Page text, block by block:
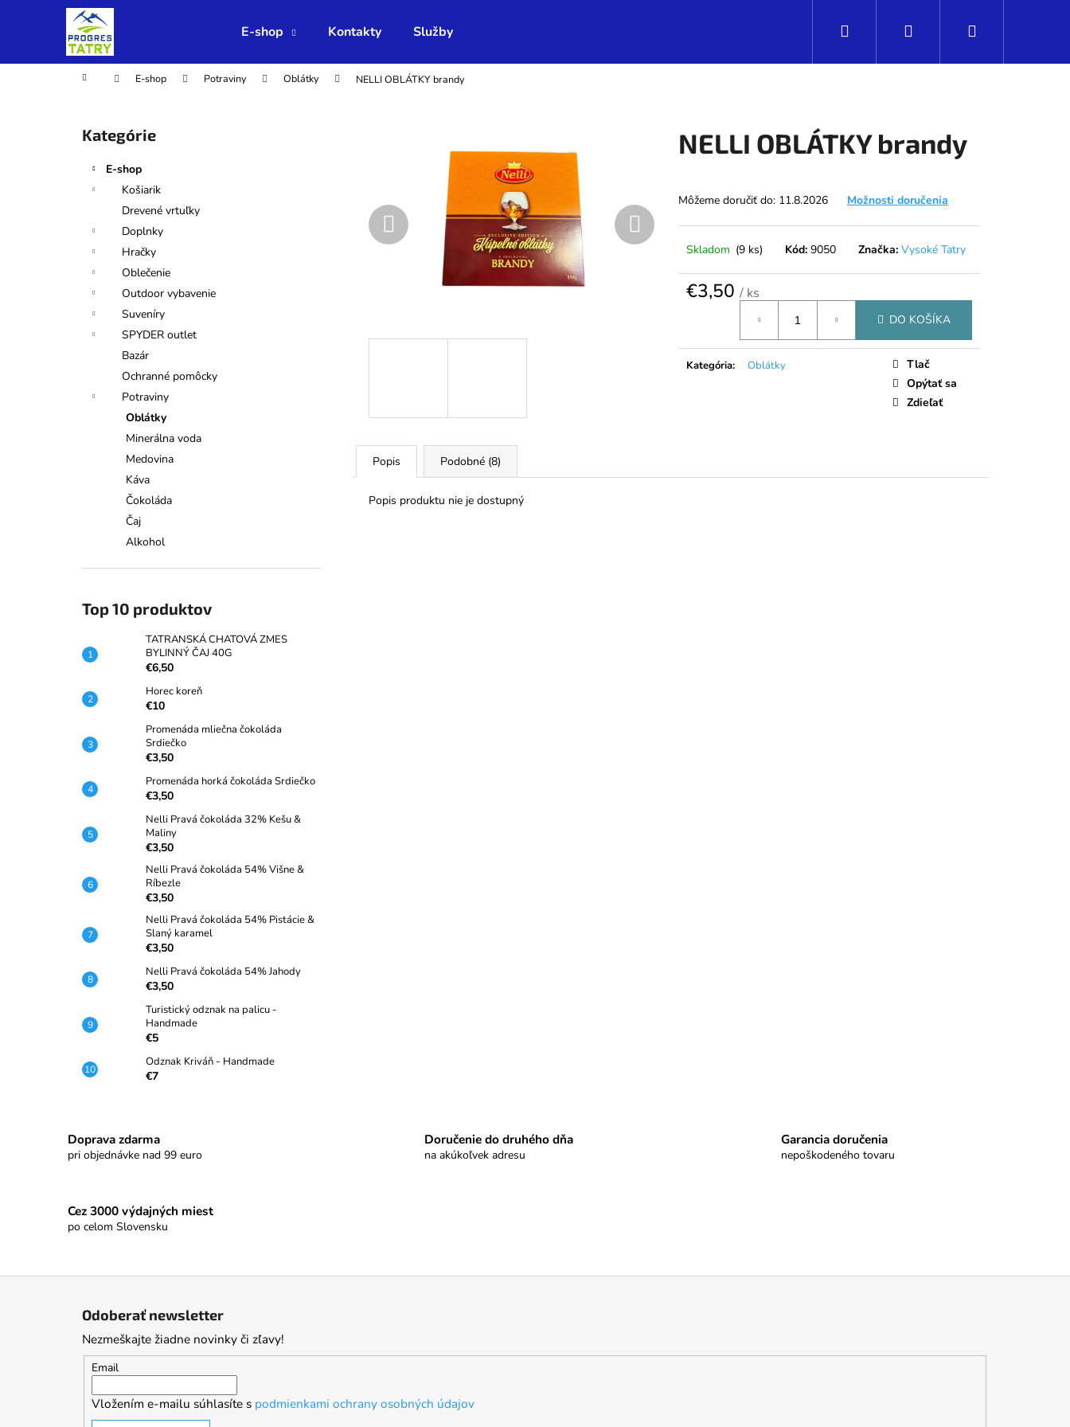
E-shop Kontakty Služby Prihlásenie
Domov E-shop Potraviny Oblátky NELLI OBLÁTKY brandy
Preskočiť
kategórie
Kategórie
E-shop
Košiarik
Drevené vrtuľky
Doplnky
Hračky
Oblečenie
Outdoor vybavenie
Suveníry
SPYDER outlet
Bazár
Ochranné pomôcky
Potraviny
Oblátky
Minerálna voda
Medovina
Káva
Čokoláda
Čaj
Alkohol
Top 10 produktov
TATRANSKÁ CHATOVÁ ZMES
BYLINNÝ ČAJ 40G
€6,50
Horec koreň
€10
Promenáda mliečna čokoláda
Srdiečko
€3,50
Promenáda horká čokoláda Srdiečko
€3,50
Nelli Pravá čokoláda 32% Kešu &
Maliny
€3,50
Nelli Pravá čokoláda 54% Višne &
Ríbezle
€3,50
Nelli Pravá čokoláda 54% Pistácie &
Slaný karamel
€3,50
Nelli Pravá čokoláda 54% Jahody
€3,50
Turistický odznak na palicu -
Handmade
€5
Odznak Kriváň - Handmade
€7
NELLI OBLÁTKY brandy
Môžeme doručiť do: 11.8.2026 Možnosti doručenia
Skladom (9 ks) Kód: 9050 Značka: Vysoké Tatry
€3,50 / ks
DO KOŠÍKA
Kategória: Oblátky
Tlač
Opýtať sa
Zdieľať
Popis Podobné (8)
Popis produktu nie je dostupný
í
Späť
do
Späť
do
Čo potrebujete nájsť?
Odporúčame
Nasledujúce
TATRANSKÁ CHATOVÁ ZMES
BYLINNÝ ČAJ 40G
€6,50
PROMENÁDA MLIEČNA ČOKOLÁDA
Doprava zdarma
pri objednávke nad 99 euro
Doručenie do druhého dňa
na akúkoľvek adresu
Garancia doručenia
nepoškodeného tovaru
Cez 3000 výdajných miest
po celom Slovensku
Odoberať newsletter
Nezmeškajte žiadne novinky či zľavy!
Email
Vložením e-mailu súhlasíte s podmienkami ochrany osobných údajov